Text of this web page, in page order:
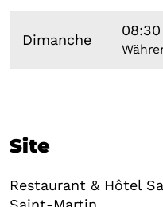
Dimanche
Site
Restaurant & Hôtel